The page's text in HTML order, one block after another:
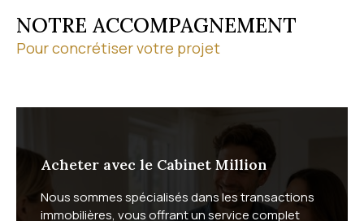
Quel est votre projet immobilier ?
Que vous souhaitiez acheter ouvendre, nous vous
offrons un service complet, adapté aux spécificités
du marché du bassin de Thau. Vendeurs, vous
bénéficiez d'une mise en valeur soignée de votre
bien : photographies grand angle, vidéo 4K, visites
NOTRE ACCOMPAGNEMENT
Pour concrétiser votre projet
Acheter avec le Cabinet Million
Nous sommes spécialisés dans les transactions
immobilières, vous offrant un service complet